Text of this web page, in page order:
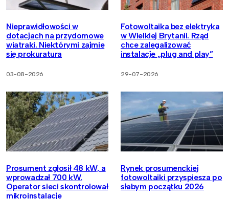
Nieprawidłowości w
dotacjach na przydomowe
wiatraki. Niektórymi zajmie
się prokuratura
03-08-2026
Fotowoltaika bez elektryka
w Wielkiej Brytanii. Rząd
chce zalegalizować
instalacje „plug and play”
29-07-2026
Prosument zgłosił 48 kW, a
wprowadzał 700 kW.
Operator sieci skontrolował
mikroinstalacje
Rynek prosumenckiej
fotowoltaiki przyspiesza po
słabym początku 2026